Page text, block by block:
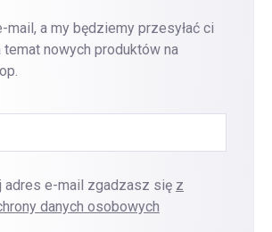
a my będziemy przesyłać ci
temat nowych produktów na
adres e-mail zgadzasz się z
danych osobowych